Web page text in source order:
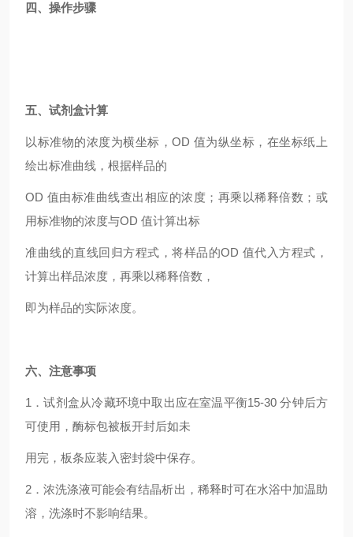
四、操作步骤
五、试剂盒计算
以标准物的浓度为横坐标，OD 值为纵坐标，在坐标纸上
绘出标准曲线，根据样品的
OD 值由标准曲线查出相应的浓度；再乘以稀释倍数；或
用标准物的浓度与OD 值计算出标
准曲线的直线回归方程式，将样品的OD 值代入方程式，
计算出样品浓度，再乘以稀释倍数，
即为样品的实际浓度。
六、注意事项
1 ．试剂盒从冷藏环境中取出应在室温平衡15-30 分钟后方
可使用，酶标包被板开封后如未
用完，板条应装入密封袋中保存。
2 ．浓洗涤液可能会有结晶析出，稀释时可在水浴中加温助
溶，洗涤时不影响结果。